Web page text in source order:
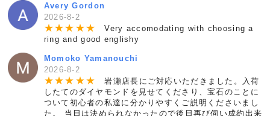
Avery Gordon
2026-8-2
★★★ ★★
Very accomodating with choosing a
ring and good englishy
Momoko Yamanouchi
2026-8-2
★★★ ★★
岩瀬店長にご対応いただきました。入荷
したてのダイヤモンドを見せてくださり、宝石のことに
ついて初心者の私達に分かりやすくご説明くださいまし
た。 当日は決められなかったので後日再び伺い成約出来